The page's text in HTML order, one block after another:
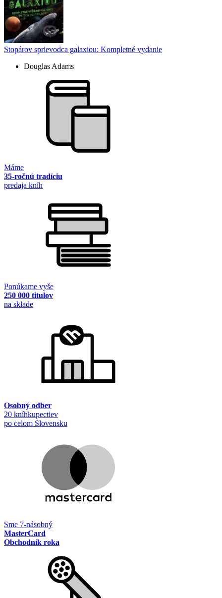
Stopárov sprievodca galaxiou: Kompletné vydanie
Douglas Adams
Máme
35-ročnú tradíciu
predaja kníh
Ponúkame vyše
250 000 titulov
na sklade
Osobný odber
20 kníhkupectiev
po celom Slovensku
Sme 7-násobný
MasterCard
Obchodník roka